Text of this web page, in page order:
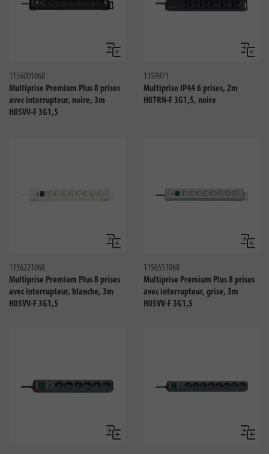
Comparer
1156001068
Multiprise Premium Plus 8 prises
avec interrupteur, noire, 3m
H05VV-F 3G1,5
1159971
Multiprise IP44 6 prises, 2m
H07RN-F 3G1,5, noire
Comparer
1156221068
Multiprise Premium Plus 8 prises
avec interrupteur, blanche, 3m
H05VV-F 3G1,5
1156551068
Multiprise Premium Plus 8 prises
avec interrupteur, grise, 3m
H05VV-F 3G1,5
Comparer